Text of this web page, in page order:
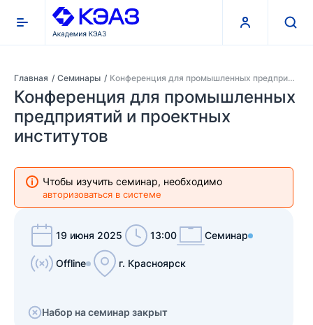
О компании
Контакты
Курсы
Главная Семинары Конференция для промышленных предприятий и проектных институтов
Конференция для промышленных
предприятий и проектных
институтов
Чтобы изучить семинар, необходимо
авторизоваться в системе
19 июня 2025 13:00 Семинар
Offline г. Красноярск
Набор на семинар закрыт